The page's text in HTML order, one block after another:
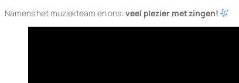
Namens het muziekteam en ons: veel plezier met zingen!